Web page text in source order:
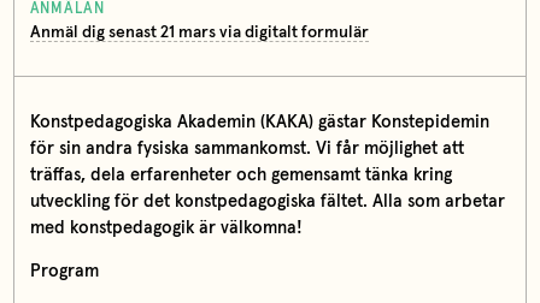
ANMÄLAN
Anmäl dig senast 21 mars via digitalt formulär
Konstpedagogiska Akademin (KAKA) gästar Konstepidemin
för sin andra fysiska sammankomst. Vi får möjlighet att
träffas, dela erfarenheter och gemensamt tänka kring
utveckling för det konstpedagogiska fältet. Alla som arbetar
med konstpedagogik är välkomna!
Program